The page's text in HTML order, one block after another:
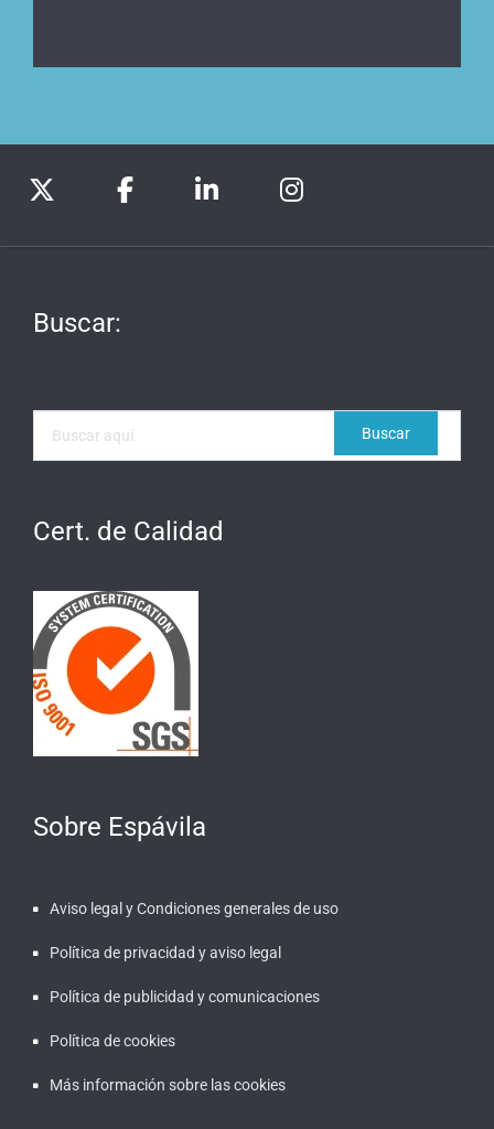
Buscar:
Cert. de Calidad
Sobre Espávila
Aviso legal y Condiciones generales de uso
Política de privacidad y aviso legal
Política de publicidad y comunicaciones
Política de cookies
Más información sobre las cookies